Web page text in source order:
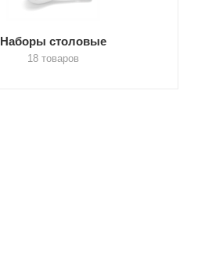
Наборы столовые
18 товаров